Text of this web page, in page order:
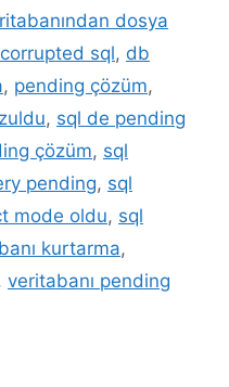
dosya
corrupted sql, db
, pending çözüm,
, sql de pending
çözüm, sql
pending, sql
mode oldu, sql
kurtarma,
veritabanı pending